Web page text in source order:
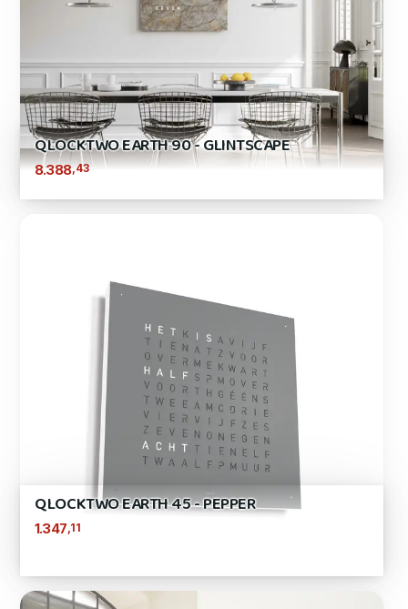
QLOCKTWO EARTH 90 - GLINTSCAPE
8.388,43
QLOCKTWO EARTH 45 - PEPPER
1.347 ,11